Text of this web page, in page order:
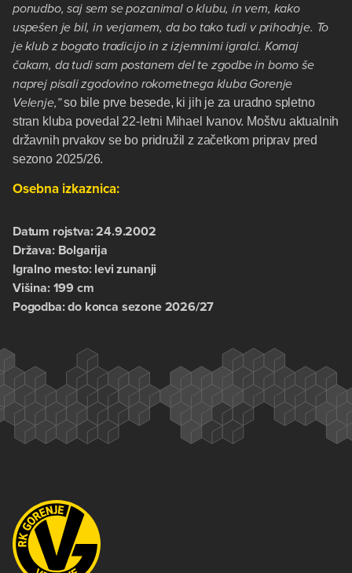
ponudbo, saj sem se pozanimal o klubu, in vem, kako
uspešen je bil, in verjamem, da bo tako tudi v prihodnje. To
je klub z bogato tradicijo in z izjemnimi igralci. Komaj
čakam, da tudi sam postanem del te zgodbe in bomo še
naprej pisali zgodovino rokometnega kluba Gorenje
Velenje,”so bile prve besede, ki jih je za uradno spletno
stran kluba povedal 22-letni Mihael Ivanov. Moštvu aktualnih
državnih prvakov se bo pridružil z začetkom priprav pred
sezono 2025/26.
Osebna izkaznica:
Datum rojstva: 24.9.2002
Država: Bolgarija
Igralno mesto: levi zunanji
Višina: 199 cm
Pogodba: do konca sezone 2026/27